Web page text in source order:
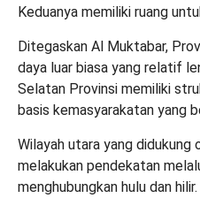
Keduanya memiliki ruang
Ditegaskan Al Muktabar,
daya luar biasa yang relatif
Selatan Provinsi memiliki
basis kemasyarakatan yang
Wilayah utara yang
melakukan pendekatan
menghubungkan hulu dan